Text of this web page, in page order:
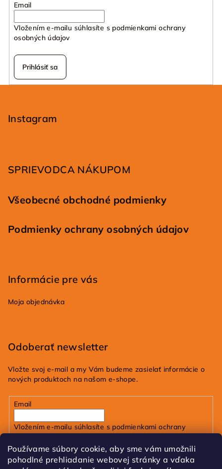
Používame súbory cookie, aby sme vám umožnili
pohodlné prehliadanie webovej stránky a vďaka
v
p
Email
Vložením e-mailu súhlasíte s podmienkami ochrany
osobných údajov
Prihlásiť sa
Instagram
SPRIEVODCA NÁKUPOM
Všeobecné obchodné podmienky
Podmienky ochrany osobných údajov
Informácie pre vás
Moja objednávka
Odoberať newsletter
Vložte svoj e-mail a my Vám budeme zasielať informácie o
nových produktoch na našom e-shope.
Email
Vložením e-mailu súhlasíte s podmienkami ochrany
Prihlásiť sa